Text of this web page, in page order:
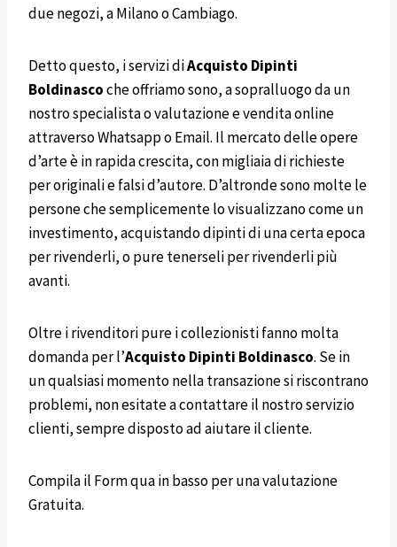
due negozi, a Milano o Cambiago.
Detto questo, i servizi diAcquisto Dipinti
Boldinascoche offriamo sono, a sopralluogo da un
nostro specialista o valutazione e vendita online
attraverso Whatsapp o Email. Il mercato delle opere
d’arte è in rapida crescita, con migliaia di richieste
per originali e falsi d’autore. D’altronde sono molte le
persone che semplicemente lo visualizzano come un
investimento, acquistando dipinti di una certa epoca
per rivenderli, o pure tenerseli per rivenderli più
avanti.
Oltre i rivenditori pure i collezionisti fanno molta
domanda per l’Acquisto Dipinti Boldinasco. Se in
un qualsiasi momento nella transazione si riscontrano
problemi, non esitate a contattare il nostro servizio
clienti, sempre disposto ad aiutare il cliente.
Compila il Form qua in basso per una valutazione
Gratuita.